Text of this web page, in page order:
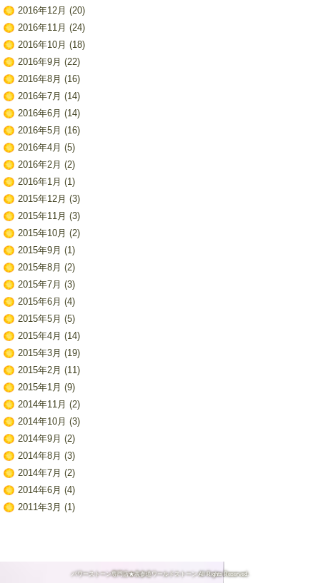
2016年12月 (20)
2016年11月 (24)
2016年10月 (18)
2016年9月 (22)
2016年8月 (16)
2016年7月 (14)
2016年6月 (14)
2016年5月 (16)
2016年4月 (5)
2016年2月 (2)
2016年1月 (1)
2015年12月 (3)
2015年11月 (3)
2015年10月 (2)
2015年9月 (1)
2015年8月 (2)
2015年7月 (3)
2015年6月 (4)
2015年5月 (5)
2015年4月 (14)
2015年3月 (19)
2015年2月 (11)
2015年1月 (9)
2014年11月 (2)
2014年10月 (3)
2014年9月 (2)
2014年8月 (3)
2014年7月 (2)
2014年6月 (4)
2011年3月 (1)
パワーストーン専門店★表参道ワールドストーン All Rights Reserved.